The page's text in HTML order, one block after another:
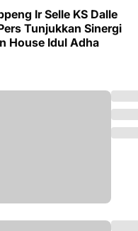
Ir Selle KS Dalle
Tunjukkan Sinergi
House Idul Adha